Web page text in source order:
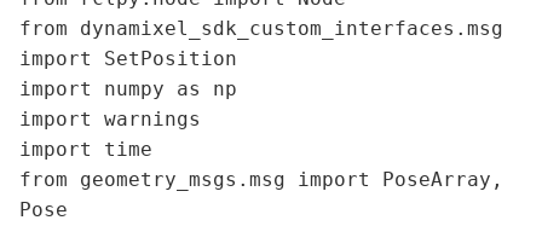
from dynamixel_sdk_custom_interfaces.msg
import SetPosition
import numpy as np
import warnings
import time
from geometry_msgs.msg import PoseArray,
Pose